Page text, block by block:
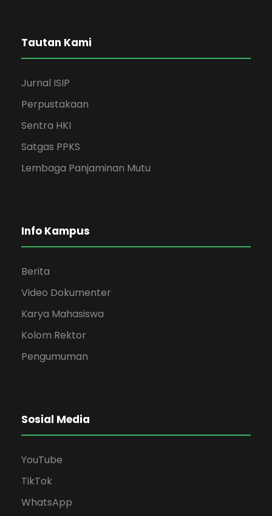
Tautan Kami
Jurnal ISIP
Perpustakaan
Sentra HKI
Satgas PPKS
Lembaga Panjaminan Mutu
Info Kampus
Berita
Video Dokumenter
Karya Mahasiswa
Kolom Rektor
Pengumuman
Sosial Media
YouTube
TikTok
WhatsApp